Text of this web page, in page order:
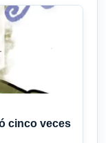
cinco veces